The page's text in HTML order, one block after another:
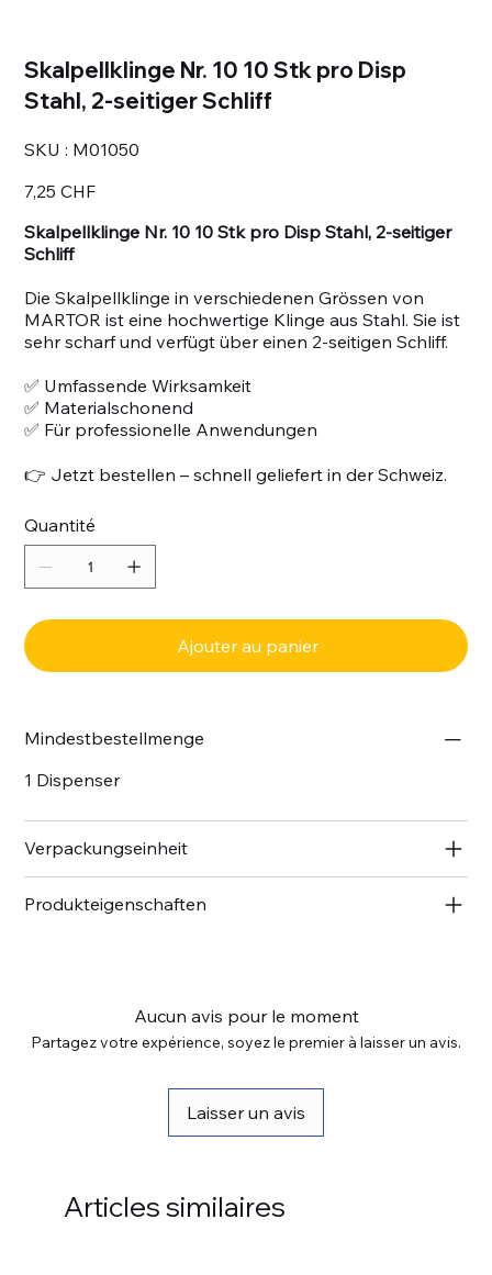
Skalpellklinge Nr. 10 10 Stk pro Disp
Stahl, 2-seitiger Schliff
SKU : SKU
M01050
M01050
7,25 CHF
Skalpellklinge Nr. 10 10 Stk pro Disp Stahl, 2-seitiger
Schliff
Die Skalpellklinge in verschiedenen Grössen von
MARTOR ist eine hochwertige Klinge aus Stahl. Sie ist
sehr scharf und verfügt über einen 2-seitigen Schliff.
✅ Umfassende Wirksamkeit
✅ Materialschonend
✅ Für professionelle Anwendungen
👉 Jetzt bestellen – schnell geliefert in der Schweiz.
Quantité
Ajouter au panier
Mindestbestellmenge
1 Dispenser
Verpackungseinheit
Produkteigenschaften
Aucun avis pour le moment
Partagez votre expérience, soyez le premier à laisser un avis.
Laisser un avis
Articles similaires